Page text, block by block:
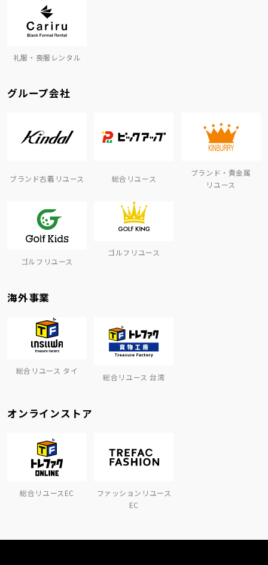
礼服・喪服レンタル
グループ会社
ブランド古着リユース 総合リユース
ブランド・貴金属
リユース
ゴルフリユース
ゴルフリユース
海外事業
総合リユース タイ
総合リユース 台湾
オンラインストア
総合リユースEC
ファッションリユース
EC